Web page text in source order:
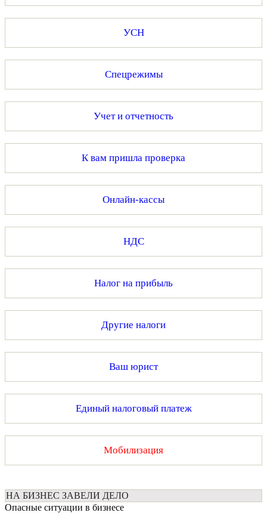
УСН
Спецрежимы
Учет и отчетность
К вам пришла проверка
Онлайн-кассы
НДС
Налог на прибыль
Другие налоги
Ваш юрист
Единый налоговый платеж
Мобилизация
НА БИЗНЕС ЗАВЕЛИ ДЕЛО
Опасные ситуации в бизнесе